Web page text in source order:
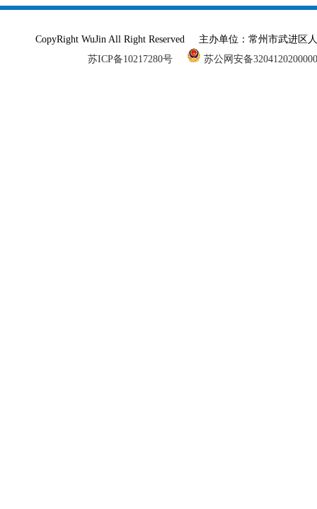
CopyRight WuJin All Right Reserved 主办单位：常州市武进
苏ICP备10217280号
苏公网安备